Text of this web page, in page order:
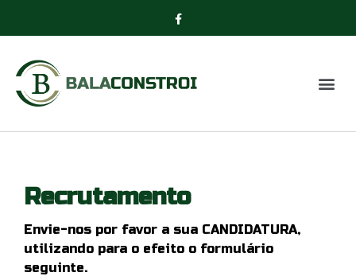
Recrutamento
Envie-nos por favor a sua CANDIDATURA,
utilizando para o efeito o formulário
seguinte.